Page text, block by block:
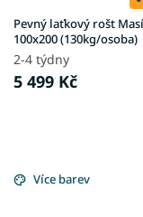
Pevný laťkový rošt
100x200 (130kg/osoba)
2-4 týdny
5 499 Kč
Více barev